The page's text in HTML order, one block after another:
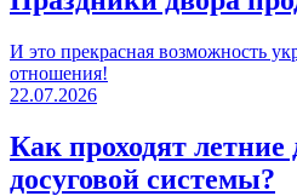
И это прекрасная возможность
отношения!
22.07.2026
Как проходят
досуговой системы?